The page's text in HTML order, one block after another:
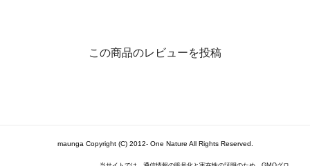
この商品のレビューを投稿
maunga Copyright (C) 2012- One Nature All Rights Reserved.